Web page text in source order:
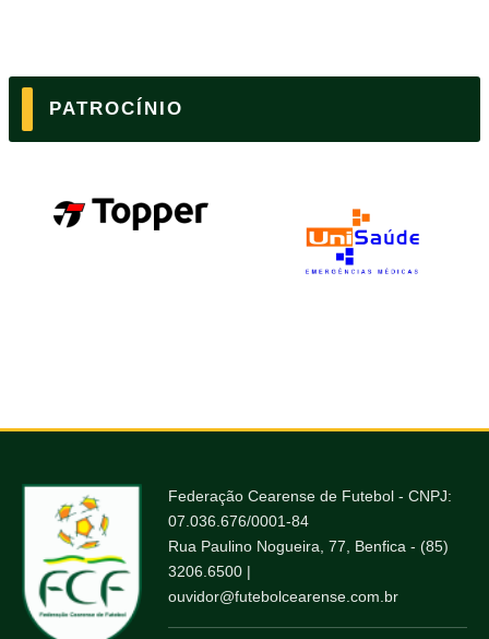
PATROCÍNIO
Federação Cearense de Futebol - CNPJ:
07.036.676/0001-84
Rua Paulino Nogueira, 77, Benfica - (85)
3206.6500 |
ouvidor@futebolcearense.com.br